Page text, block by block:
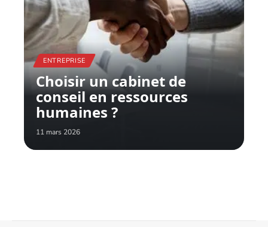
ENTREPRISE
Choisir un cabinet de
conseil en ressources
humaines ?
11 mars 2026